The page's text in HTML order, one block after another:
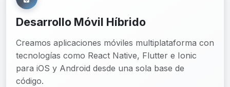
Desarrollo Móvil Híbrido
Creamos aplicaciones móviles multiplataforma con
tecnologías como React Native, Flutter e Ionic
para iOS y Android desde una sola base de
código.